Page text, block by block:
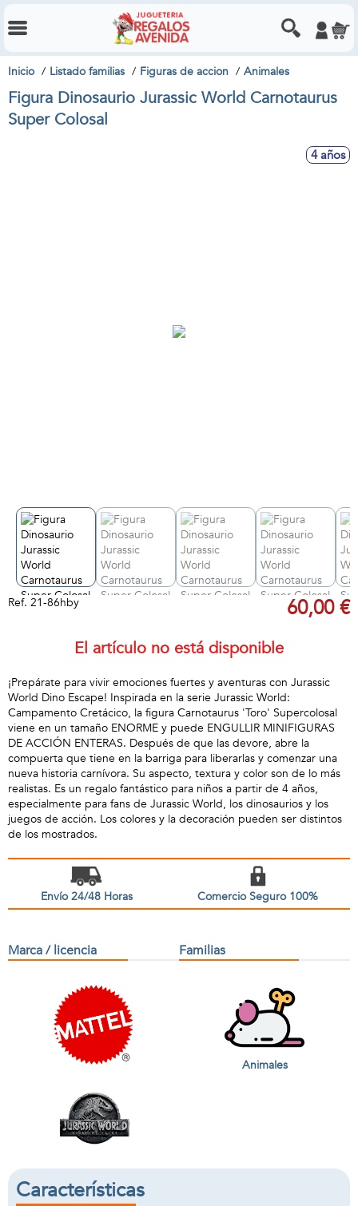
Inicio Listado familias Figuras de accion Animales
Figura Dinosaurio Jurassic World Carnotaurus
Super Colosal
4 años
Ref. 21-86hby 60,00 €
El artículo no está disponible
¡Prepárate para vivir emociones fuertes y aventuras con Jurassic
World Dino Escape! Inspirada en la serie Jurassic World:
Campamento Cretácico, la figura Carnotaurus 'Toro' Supercolosal
viene en un tamaño ENORME y puede ENGULLIR MINIFIGURAS
DE ACCIÓN ENTERAS. Después de que las devore, abre la
compuerta que tiene en la barriga para liberarlas y comenzar una
nueva historia carnívora. Su aspecto, textura y color son de lo más
realistas. Es un regalo fantástico para niños a partir de 4 años,
especialmente para fans de Jurassic World, los dinosaurios y los
juegos de acción. Los colores y la decoración pueden ser distintos
de los mostrados.
Envío 24/48 Horas Comercio Seguro 100%
Marca / licencia Familias
Animales
Características